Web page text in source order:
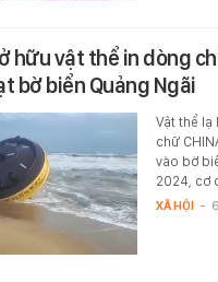
hữu vật thể in dòng
bờ biển Quảng Ngãi
Vật thể lạ
chữ
vào bờ
2024, cơ
XÃ HỘI -